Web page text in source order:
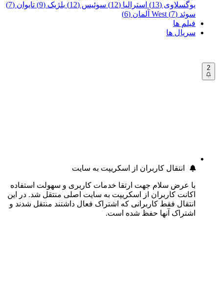
یوگسلاوی (13)
استرالیا (12) سوئیس (12) بلژیک (9)
تایوان (7)
سوئد (7)
West آلمان (6)
فیلم ها
سریال ها
2
انتقال کاربران از اسکریپت به سایت
با عرض سلام جهت ارتقا خدمات کاربری و سهولت استفاده
اکانت کاربران از اسکریپت به سایت اصلی منتقل شد. در این
انتقال فقط کاربرانی که اشتراک فعال داشتند منتقل شدند و
اشتراک آنها حفظ شده است.